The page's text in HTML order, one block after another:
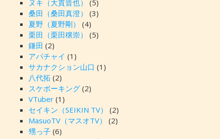
ヌキ（大貫晋也）
(5)
桑田（桑田真澄）
(3)
夏野（夏野剛）
(4)
栗田（栗田穣崇）
(5)
鎌田 (2)
アパチャイ (1)
サカナクション山口 (1)
八代拓 (2)
スケボーキング(2)
VTuber(1)
セイキン（SEIKIN TV）
(2)
MasuoTV（マスオTV）
(2)
甥っ子(6)